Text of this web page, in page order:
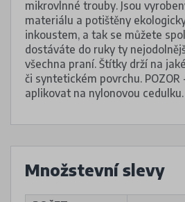
mikrovlnné trouby. Jsou
materiálu a potištěny
inkoustem, a tak se můžete
dostáváte do ruky ty
všechna praní. Štítky drží na
či syntetickém povrchu. POZOR
aplikovat na nylonovou cedulku.
Množstevní slevy